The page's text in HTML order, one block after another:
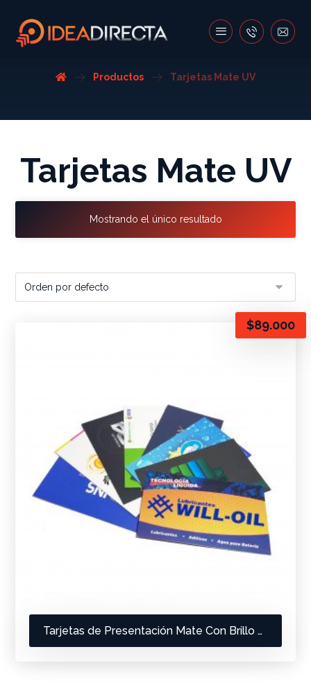
Productos Tarjetas Mate UV
Tarjetas Mate UV
Mostrando el único resultado
Tarjetas de Presentación Mate Con Brillo Parcial UV 4×4
$89.000